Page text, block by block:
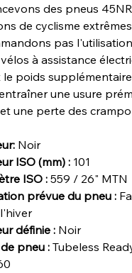
des pneus
de cyclisme
pas
à assistance
poids
une usure
une perte des
Noir
ISO (mm) :101
ISO :559 / 26" MTN
prévue du pneu :
définie :Noir
pneu :Tubeless